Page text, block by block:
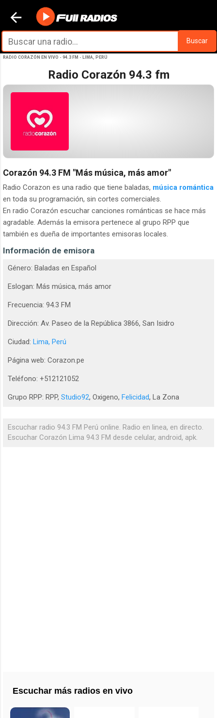
Ir al contenido principal
Buscar
RADIO CORAZÓN EN VIVO - 94.3 FM - LIMA, PERÚ
Radio Corazón 94.3 fm
Corazón 94.3 FM "Más música, más amor"
Radio Corazon es una radio que tiene baladas, música romántica
en toda su programación, sin cortes comerciales.
En radio Corazón escuchar canciones románticas se hace más
agradable. Además la emisora pertenece al grupo RPP que
también es dueña de importantes emisoras locales.
Información de emisora
Género: Baladas en Español
Eslogan: Más música, más amor
Frecuencia: 94.3 FM
Dirección: Av. Paseo de la República 3866, San Isidro
Ciudad: Lima, Perú
Página web: Corazon.pe
Teléfono: +512121052
Grupo RPP: RPP, Studio92, Oxigeno, Felicidad, La Zona
Escuchar radio 94.3 FM Perú online. Radio en linea, en directo.
Escuchar Corazón Lima 94.3 FM desde celular, android, apk.
Escuchar más radios en vivo